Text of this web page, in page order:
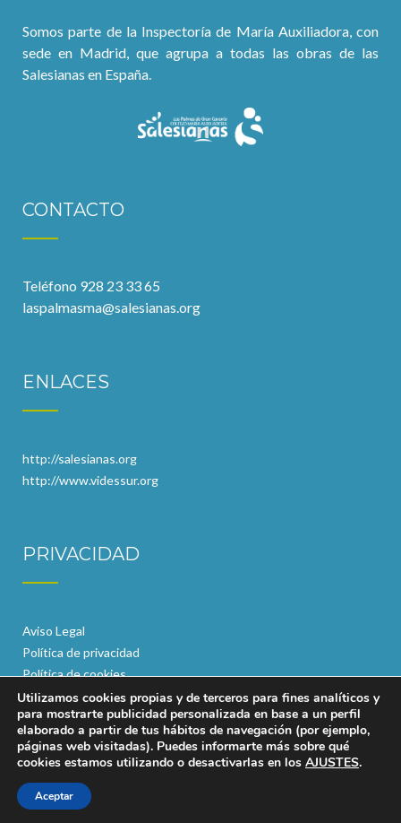
Somos parte de la Inspectoría de María Auxiliadora, con
sede en Madrid, que agrupa a todas las obras de las
Salesianas en España.
CONTACTO
Teléfono 928 23 33 65
laspalmasma@salesianas.org
ENLACES
http://salesianas.org
http://www.videssur.org
PRIVACIDAD
Aviso Legal
Política de privacidad
Política de cookies
Utilizamos cookies propias y de terceros para fines analíticos y
para mostrarte publicidad personalizada en base a un perfil
elaborado a partir de tus hábitos de navegación (por ejemplo,
páginas web visitadas). Puedes informarte más sobre qué
cookies estamos utilizando o desactivarlas en los AJUSTES.
Aceptar